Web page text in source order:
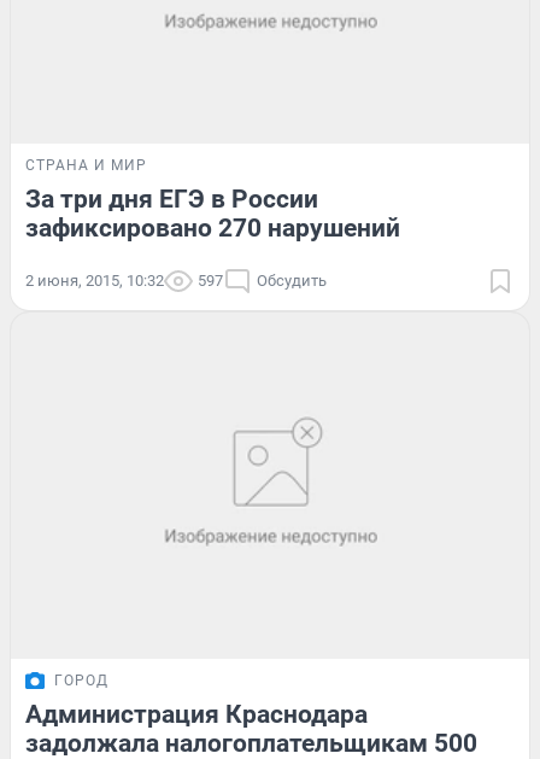
СТРАНА И МИР
За три дня ЕГЭ в России
зафиксировано 270 нарушений
2 июня, 2015, 10:32 597 Обсудить
ГОРОД
Администрация Краснодара
задолжала налогоплательщикам 500